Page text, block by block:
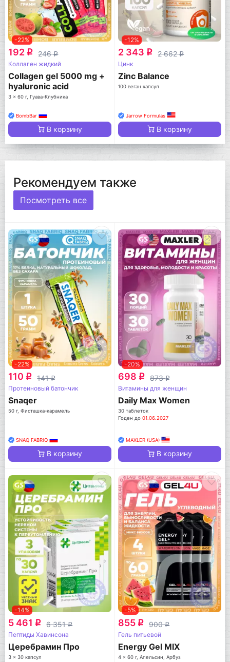
-22%
192 q 246q
Коллаген жидкий
Collagen gel 5000 mg +
hyaluronic acid
3 x 60 г, Гуава-Клубника
BombBar
В корзину
-12%
2 343 q 2 662q
Цинк
Zinc Balance
100 веган капсул
Jarrow Formulas
В корзину
Рекомендуем также
Посмотреть все
-22%
110 q 141q
Протеиновый батончик
Snaqer
50 г, Фисташка-карамель
SNAQ FABRIQ
В корзину
-20%
698 q 873q
Витамины для женщин
Daily Max Women
30 таблеток
Годен до01.06.2027
MAXLER (USA)
В корзину
-14%
5 461 q 6 351q
Пептиды Хавинсона
Церебрамин Про
3 x 30 капсул
-5%
855 q 900q
Гель питьевой
Energy Gel MIX
4 x 60 г, Апельсин, Арбуз